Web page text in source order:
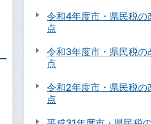
令和4年度市・県民税の
点
令和3年度市・県民税の
点
令和2年度市・県民税の
点